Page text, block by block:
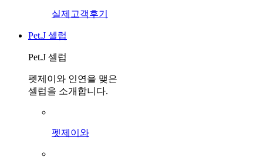
실제고객후기
Pet.J 셀럽
Pet.J 셀럽
펫제이와 인연을 맺은
셀럽을 소개합니다.
펫제이와